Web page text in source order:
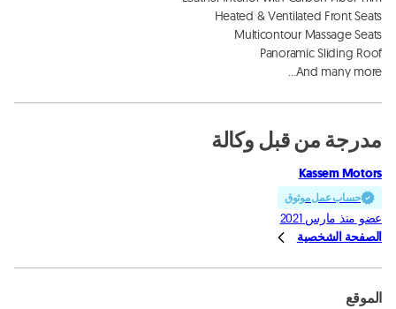
And many more…
مدرجة من قبل وكالة
Kassem Motors
حساب عمل موثوق
عضو منذ مارس 2021
الصفحة الشخصية
الموقع